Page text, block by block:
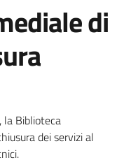
di
la Biblioteca
dei servizi al